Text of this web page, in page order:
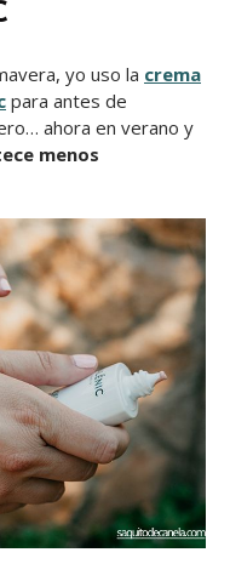
yo uso la crema
para antes de
ahora en verano y
menos